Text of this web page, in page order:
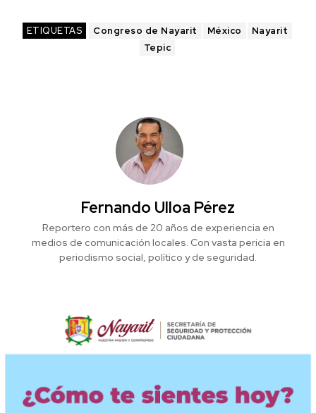
ETIQUETAS Congreso de Nayarit México
Nayarit
Tepic
Fernando Ulloa Pérez
Reportero con más de 20 años de experiencia en
medios de comunicación locales. Con vasta pericia en
periodismo social, político y de seguridad.